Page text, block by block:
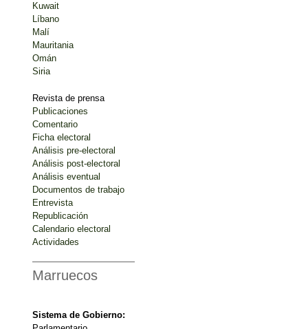
Kuwait
Líbano
Malí
Mauritania
Omán
Siria
Revista de prensa
Publicaciones
Comentario
Ficha electoral
Análisis pre-electoral
Análisis post-electoral
Análisis eventual
Documentos de trabajo
Entrevista
Republicación
Calendario electoral
Actividades
Marruecos
Sistema de Gobierno: